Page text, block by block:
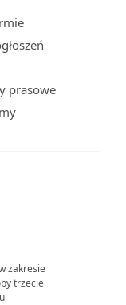
zakresie
trzecie
prasowe